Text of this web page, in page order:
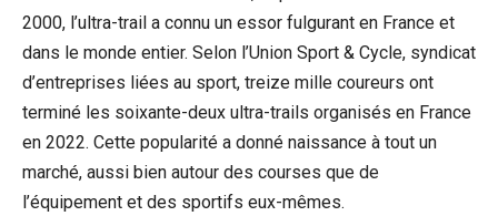
2000, l’ultra-trail a connu un essor fulgurant en France et
dans le monde entier. Selon l’Union Sport & Cycle, syndicat
d’entreprises liées au sport, treize mille coureurs ont
terminé les soixante-deux ultra-trails organisés en France
en 2022. Cette popularité a donné naissance à tout un
marché, aussi bien autour des courses que de
l’équipement et des sportifs eux-mêmes.